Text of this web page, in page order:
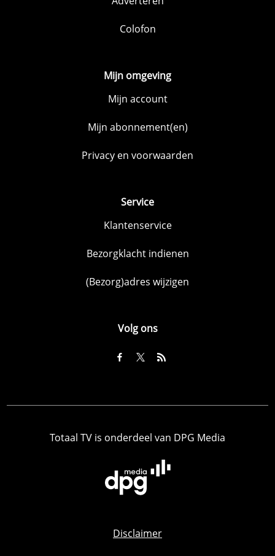
Colofon
Mijn omgeving
Mijn account
Mijn abonnement(en)
Privacy en voorwaarden
Service
Klantenservice
Bezorgklacht indienen
(Bezorg)adres wijzigen
Volg ons
Totaal TV is onderdeel van DPG Media
Disclaimer